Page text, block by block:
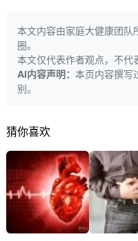
本文内容由家庭大健康团队
圈。
本文仅代表作者观点，不代
AI内容声明： 本页内容撰写
别。
猜你喜欢